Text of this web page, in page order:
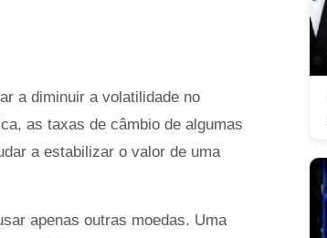
a diminuir a volatilidade no
as taxas de câmbio de algumas
a estabilizar o valor de uma
apenas outras moedas. Uma